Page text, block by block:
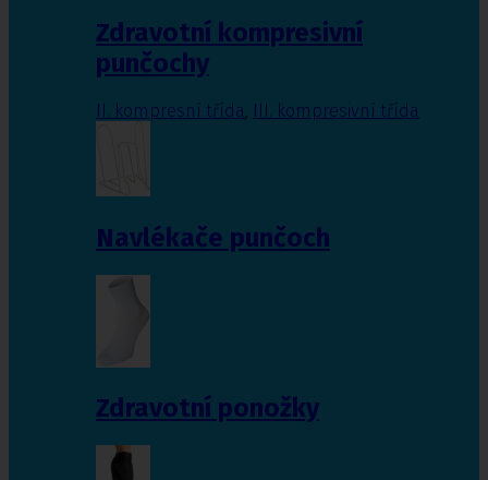
Zdravotní kompresivní
punčochy
II. kompresní třída III. kompresivní třída
Navlékače punčoch
Zdravotní ponožky